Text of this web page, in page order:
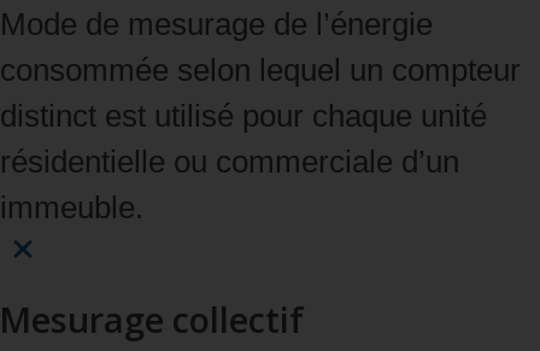
Mode de mesurage de l’énergie
consommée selon lequel un compteur
distinct est utilisé pour chaque unité
résidentielle ou commerciale d’un
immeuble.
Mesurage collectif